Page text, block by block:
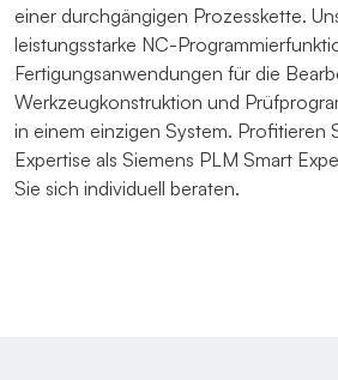
einer durchgängigen Prozesskette.
leistungsstarke NC-
Fertigungsanwendungen für die
Werkzeugkonstruktion und
in einem einzigen System. Profitieren
Expertise als Siemens PLM Smart
Sie sich individuell beraten.